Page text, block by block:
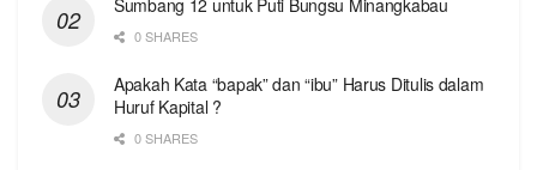
Sumbang 12 untuk Puti Bungsu Minangkabau
0 SHARES
Apakah Kata “bapak” dan “ibu” Harus Ditulis dalam
Huruf Kapital ?
0 SHARES